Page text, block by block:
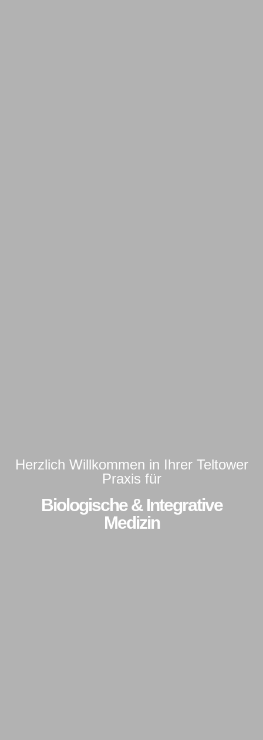
Herzlich Willkommen in Ihrer Teltower
Praxis für
Biologische & Integrative
Medizin